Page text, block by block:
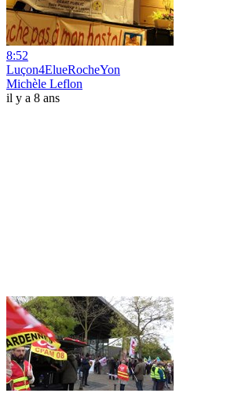
8:52
Luçon4ElueRocheYon
Michèle Leflon
il y a 8 ans